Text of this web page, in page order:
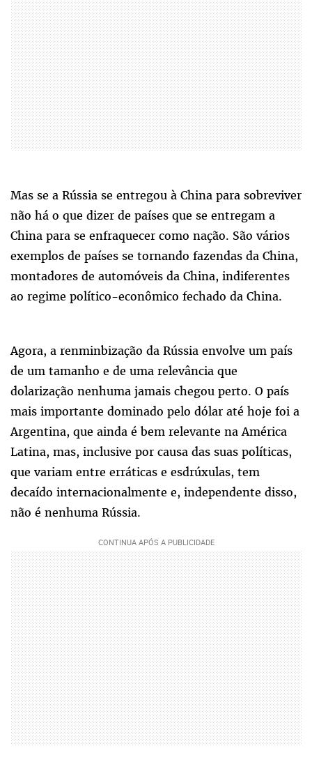
Mas se a Rússia se entregou à China para sobreviver
não há o que dizer de países que se entregam a
China para se enfraquecer como nação. São vários
exemplos de países se tornando fazendas da China,
montadores de automóveis da China, indiferentes
ao regime político-econômico fechado da China.
Agora, a renminbização da Rússia envolve um país
de um tamanho e de uma relevância que
dolarização nenhuma jamais chegou perto. O país
mais importante dominado pelo dólar até hoje foi a
Argentina, que ainda é bem relevante na América
Latina, mas, inclusive por causa das suas políticas,
que variam entre erráticas e esdrúxulas, tem
decaído internacionalmente e, independente disso,
não é nenhuma Rússia.